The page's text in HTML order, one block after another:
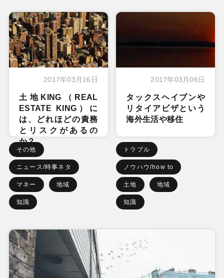
2017年03月16日
土地KING（REAL
ESTATE KING）に
は、どれほどの責務
とリスクがあるの
か？
その他
ニュース/時事ネタ
マネー 地域
知識
2017年03月06日
タックスヘイブンや
リタイアビザという
海外生活や移住
トラブル
ノウハウ/how to
土地 地域
知識